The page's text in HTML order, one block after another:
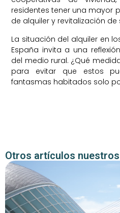
residentes tener una mayor
de alquiler y revitalización
La situación del alquiler en
España invita a una
del medio rural. ¿Qué
para evitar que estos
fantasmas habitados solo
Otros artículos nuestros